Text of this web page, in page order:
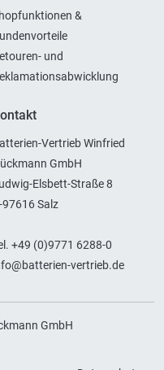
&
und
Vertrieb Winfried
GmbH
Elsbett-Straße 8
97616 Salz
+49 (0)9771 6288-0
vertrieb.de
GmbH